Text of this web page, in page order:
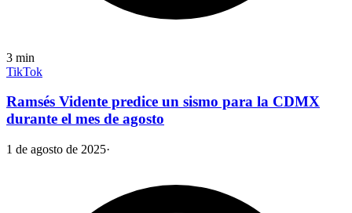
3 min
TikTok
Ramsés Vidente predice un sismo para la CDMX
durante el mes de agosto
1 de agosto de 2025·